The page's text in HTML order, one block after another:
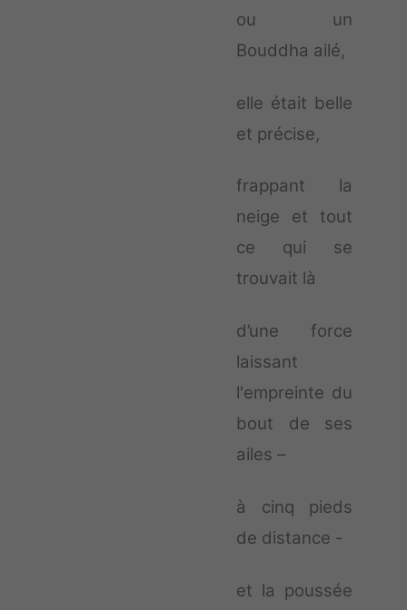
ou un
Bouddha ailé,
elle était belle
et précise,
frappant la
neige et tout
ce qui se
trouvait là
d’une force
laissant
l'empreinte du
bout de ses
ailes –
à cinq pieds
de distance -
et la poussée